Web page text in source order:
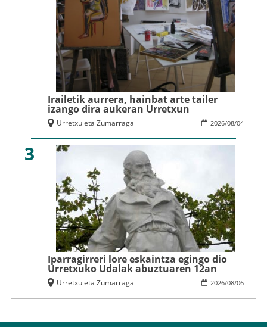
Irailetik aurrera, hainbat arte tailer
izango dira aukeran Urretxun
2026/08/04
Urretxu eta Zumarraga
3
Iparragirreri lore eskaintza egingo dio
Urretxuko Udalak abuztuaren 12an
2026/08/06
Urretxu eta Zumarraga